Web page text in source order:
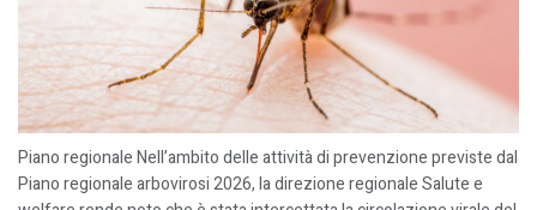
Piano regionale Nell’ambito delle attività di prevenzione previste dal
Piano regionale arbovirosi 2026, la direzione regionale Salute e